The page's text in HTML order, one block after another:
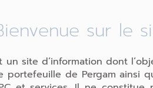
sous
sur le
un site d’information dont
portefeuille de Pergam ainsi